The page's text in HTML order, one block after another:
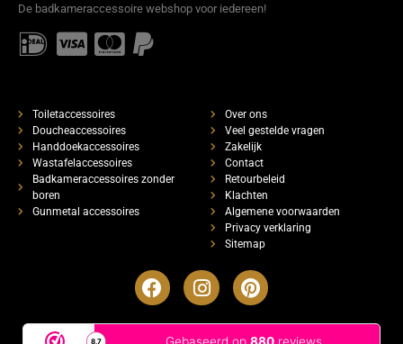
De badkameraccessoire webshop voor iedereen!
Toiletaccessoires
Doucheaccessoires
Handdoekaccessoires
Wastafelaccessoires
Badkameraccessoires zonder
boren
Gunmetal accessoires
Over ons
Veel gestelde vragen
Zakelijk
Contact
Retourbeleid
Klachten
Algemene voorwaarden
Privacy verklaring
Sitemap